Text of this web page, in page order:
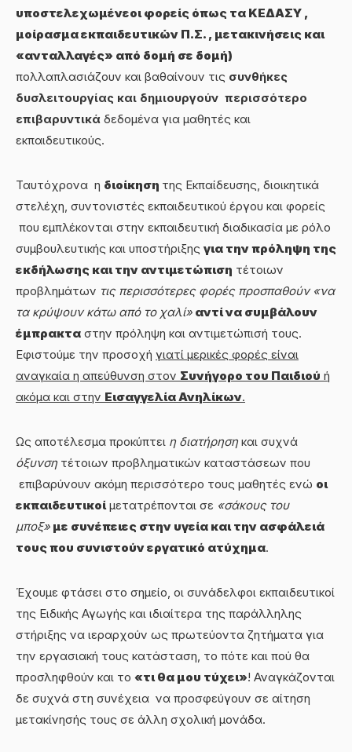
υποστελεχωμένεοι φορείς όπως τα ΚΕΔΑΣΥ ,
μοίρασμα εκπαιδευτικών Π.Σ. , μετακινήσεις και
«ανταλλαγές» από δομή σε δομή)
πολλαπλασιάζουν και βαθαίνουν τις συνθήκες
δυσλειτουργίας και δημιουργούν περισσότερο
επιβαρυντικά δεδομένα για μαθητές και
εκπαιδευτικούς.
Ταυτόχρονα η διοίκηση της Εκπαίδευσης, διοικητικά
στελέχη, συντονιστές εκπαιδευτικού έργου και φορείς
που εμπλέκονται στην εκπαιδευτική διαδικασία με ρόλο
συμβουλευτικής και υποστήριξης για την πρόληψη της
εκδήλωσης και την αντιμετώπιση τέτοιων
προβλημάτων τις περισσότερες φορές προσπαθούν «να
τα κρύψουν κάτω από το χαλί» αντί να συμβάλουν
έμπρακτα στην πρόληψη και αντιμετώπισή τους.
Εφιστούμε την προσοχή γιατί μερικές φορές είναι
αναγκαία η απεύθυνση στον Συνήγορο του Παιδιού ή
ακόμα και στην Εισαγγελία Ανηλίκων.
Ως αποτέλεσμα προκύπτει η διατήρησηκαι συχνά
όξυνση τέτοιων προβληματικών καταστάσεων που
επιβαρύνουν ακόμη περισσότερο τους μαθητές ενώ οι
εκπαιδευτικοίμετατρέπονται σε «σάκους του
μποξ» με συνέπειες στην υγεία και την ασφάλειά
τους που συνιστούν εργατικό ατύχημα.
Έχουμε φτάσει στο σημείο, οι συνάδελφοι εκπαιδευτικοί
της Ειδικής Αγωγής και ιδιαίτερα της παράλληλης
στήριξης να ιεραρχούν ως πρωτεύοντα ζητήματα για
την εργασιακή τους κατάσταση, το πότε και πού θα
προσληφθούν και το «τι θα μου τύχει»! Αναγκάζονται
δε συχνά στη συνέχεια να προσφεύγουν σε αίτηση
μετακίνησής τους σε άλλη σχολική μονάδα.